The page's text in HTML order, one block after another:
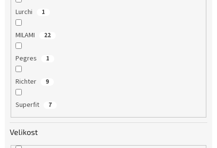
Lurchi 1
MILAMI 22
Pegres 1
Richter 9
Superfit 7
Velikost